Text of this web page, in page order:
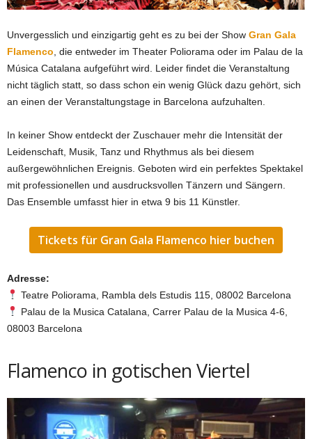
Unvergesslich und einzigartig geht es zu bei der Show Gran Gala
Flamenco , die entweder im Theater Poliorama oder im Palau de la
Música Catalana aufgeführt wird. Leider findet die Veranstaltung
nicht täglich statt, so dass schon ein wenig Glück dazu gehört, sich
an einen der Veranstaltungstage in Barcelona aufzuhalten.
In keiner Show entdeckt der Zuschauer mehr die Intensität der
Leidenschaft, Musik, Tanz und Rhythmus als bei diesem
außergewöhnlichen Ereignis. Geboten wird ein perfektes Spektakel
mit professionellen und ausdrucksvollen Tänzern und Sängern.
Das Ensemble umfasst hier in etwa 9 bis 11 Künstler.
Tickets für Gran Gala Flamenco hier buchen
Adresse:
Teatre Poliorama, Rambla dels Estudis 115, 08002 Barcelona
Palau de la Musica Catalana, Carrer Palau de la Musica 4-6,
08003 Barcelona
Flamenco in gotischen Viertel